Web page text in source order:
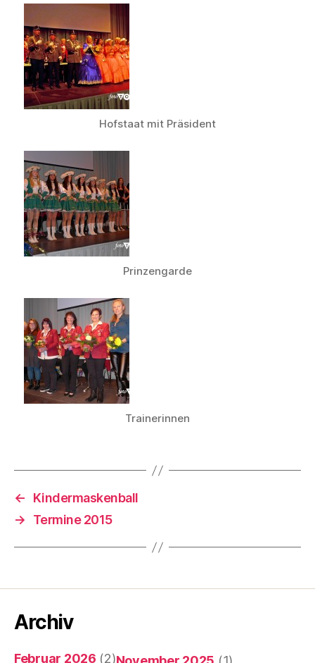
Hofstaat mit Präsident
Prinzengarde
Trainerinnen
←
Kindermaskenball
→
Termine 2015
Archiv
Februar 2026 (2)